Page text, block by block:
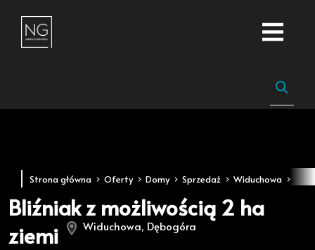
Strona główna Oferty Domy Sprzedaż Widuchowa
Bliźniak z możliwością 2 ha
ziemi
Widuchowa, Dębogóra